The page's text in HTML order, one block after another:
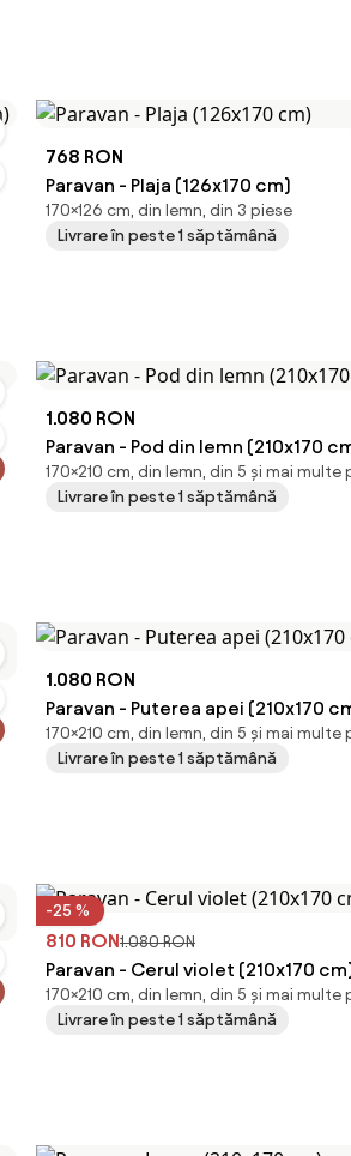
768 RON
Paravan - Plaja (126x170 cm)
170×126 cm, din lemn, din 3 piese
Livrare în peste 1 săptămână
1.080 RON
Paravan - Pod din lemn (210x170
170×210 cm, din lemn, din 5 și mai multe
Livrare în peste 1 săptămână
1.080 RON
Paravan - Puterea apei (210x170
170×210 cm, din lemn, din 5 și mai multe
Livrare în peste 1 săptămână
-25 %
810 RON1.080 RON
Paravan - Cerul violet (210x170
170×210 cm, din lemn, din 5 și mai multe
Livrare în peste 1 săptămână